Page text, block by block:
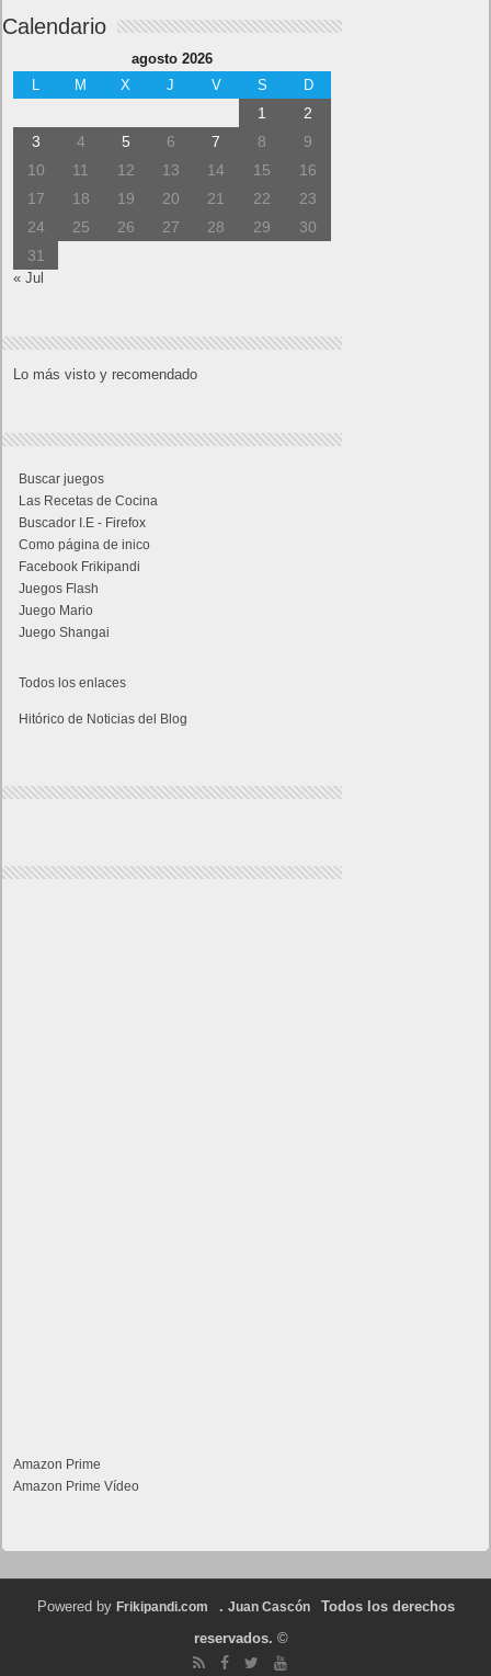
Calendario
agosto 2026
L
M X J V S D
1
2
3
4 5 6 7 8
9
10
11 12 13 14 15
16
17
18 19 20 21 22
23
24
25 26 27 28 29
30
31
« Jul
Lo más visto y recomendado
Buscar juegos
Las Recetas de Cocina
Buscador I.E - Firefox
Como página de inico
Facebook Frikipandi
Juegos Flash
Juego Mario
Juego Shangai
Todos los enlaces
Hitórico de Noticias del Blog
Amazon Prime
Amazon Prime Vídeo
Powered by Frikipandi.com . Juan Cascón
Todos los derechos
reservados. ©